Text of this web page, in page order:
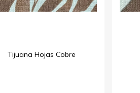
Tijuana Hojas Cobre